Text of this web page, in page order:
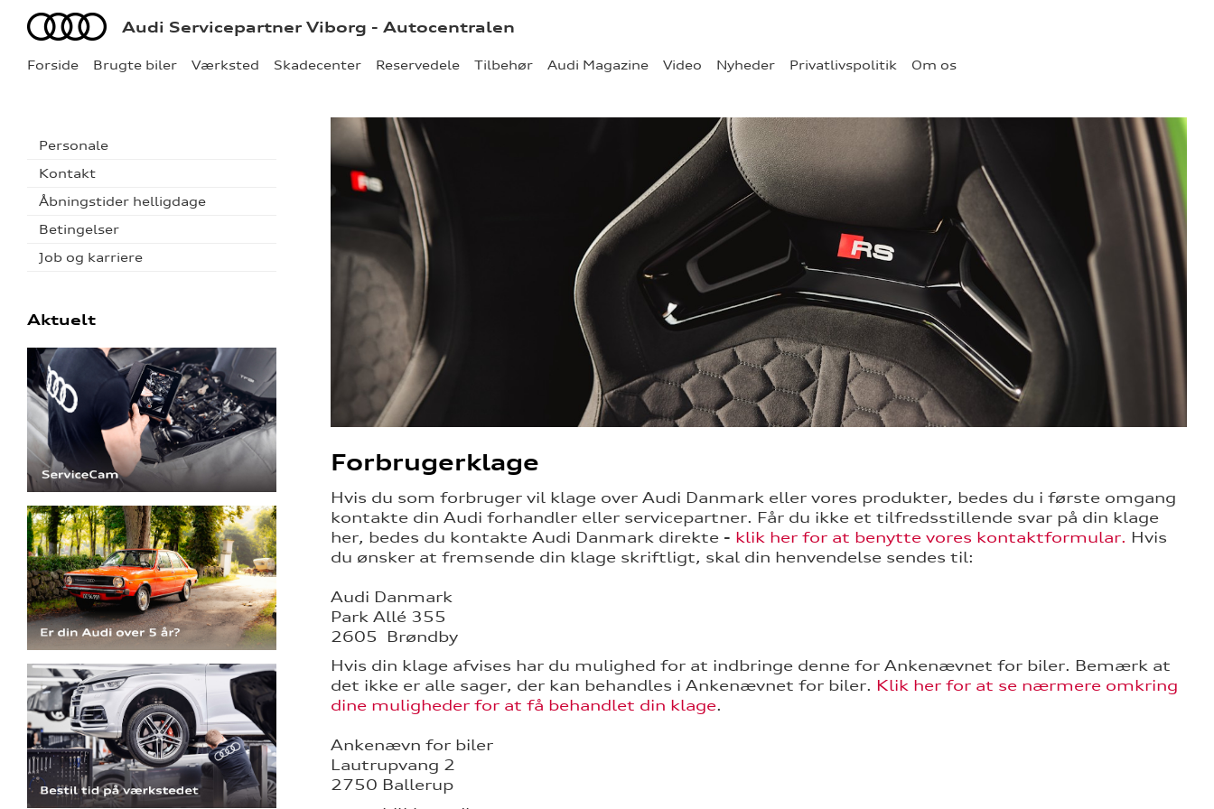
Forside Brugte biler Værksted Skadecenter Reservedele Tilbehør Audi Magazine Video Nyheder Privatlivspolitik Om os
Audi Audi Servicepartner Viborg - Autocentralen
Personale
Kontakt
Åbningstider helligdage
Betingelser
Job og karriere
Aktuelt
Forbrugerklage
Hvis du som forbruger vil klage over Audi Danmark eller vores produkter, bedes du i første omgang
kontakte din Audi forhandler eller servicepartner. Får du ikke et tilfredsstillende svar på din klage
her, bedes du kontakte Audi Danmark direkte - klik her for at benytte vores kontaktformular. Hvis
du ønsker at fremsende din klage skriftligt, skal din henvendelse sendes til:
Audi Danmark
Park Allé 355
2605 Brøndby
Hvis din klage afvises har du mulighed for at indbringe denne for Ankenævnet for biler. Bemærk at
det ikke er alle sager, der kan behandles i Ankenævnet for biler. Klik her for at se nærmere omkring
dine muligheder for at få behandlet din klage.
Ankenævn for biler
Lautrupvang 2
2750 Ballerup